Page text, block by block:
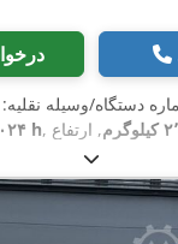
دستگاه/وسیله نقلیه:
۲۰ h , ارتفاع
, برداشت آزاد:
, نوع سوخت:برقی,
سازه:۲٬۱۸۰ میلی‌متر ۴۸ V
میلی‌متر
23X9-10 عقب: